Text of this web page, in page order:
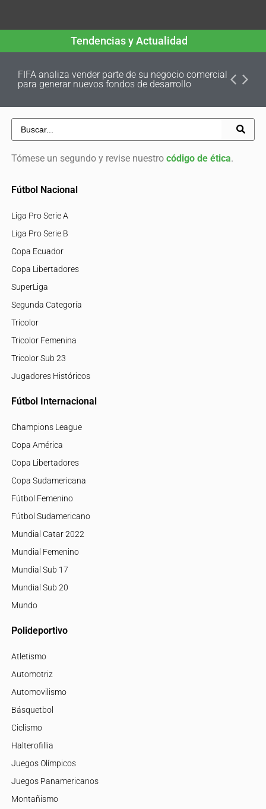
Tendencias y Actualidad
FIFA analiza vender parte de su negocio comercial
para generar nuevos fondos de desarrollo
Tómese un segundo y revise nuestro código de ética.
Fútbol Nacional
Liga Pro Serie A
Liga Pro Serie B
Copa Ecuador
Copa Libertadores
SuperLiga
Segunda Categoría
Tricolor
Tricolor Femenina
Tricolor Sub 23
Jugadores Históricos
Fútbol Internacional
Champions League
Copa América
Copa Libertadores
Copa Sudamericana
Fútbol Femenino
Fútbol Sudamericano
Mundial Catar 2022
Mundial Femenino
Mundial Sub 17
Mundial Sub 20
Mundo
Polideportivo
Atletismo
Automotriz
Automovilismo
Básquetbol
Ciclismo
Halterofillia
Juegos Olímpicos
Juegos Panamericanos
Montañismo